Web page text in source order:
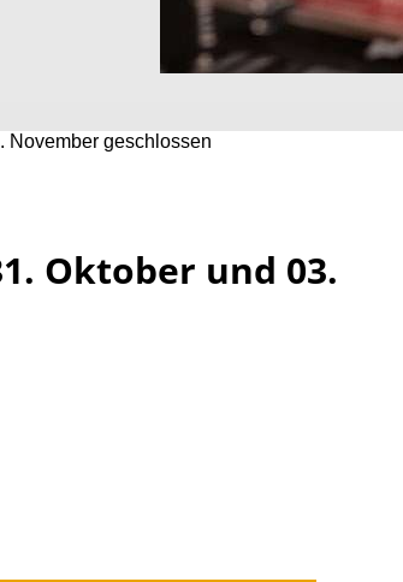
November geschlossen
Oktober und 03.